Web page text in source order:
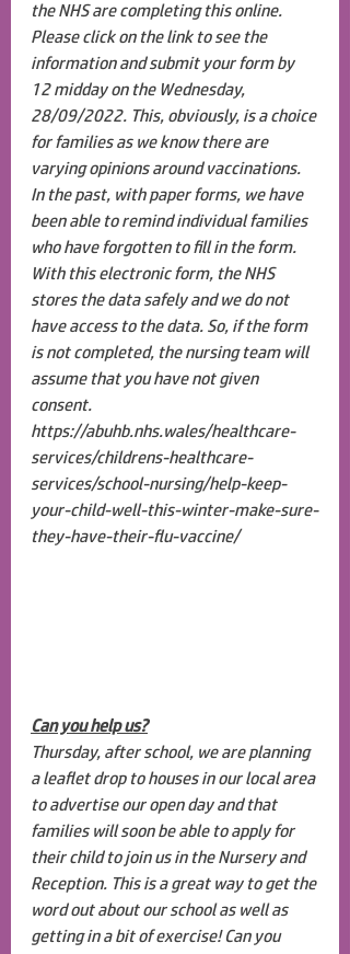
the NHS are completing this online.
Please click on the link to see the
information and submit your form by
12 midday on the Wednesday,
28/09/2022. This, obviously, is a choice
for families as we know there are
varying opinions around vaccinations.
In the past, with paper forms, we have
been able to remind individual families
who have forgotten to fill in the form.
With this electronic form, the NHS
stores the data safely and we do not
have access to the data. So, if the form
is not completed, the nursing team will
assume that you have not given
consent.
https://abuhb.nhs.wales/healthcare-
services/childrens-healthcare-
services/school-nursing/help-keep-
your-child-well-this-winter-make-sure-
they-have-their-flu-vaccine/
Can you help us?
Thursday, after school, we are planning
a leaflet drop to houses in our local area
to advertise our open day and that
families will soon be able to apply for
their child to join us in the Nursery and
Reception. This is a great way to get the
word out about our school as well as
getting in a bit of exercise! Can you